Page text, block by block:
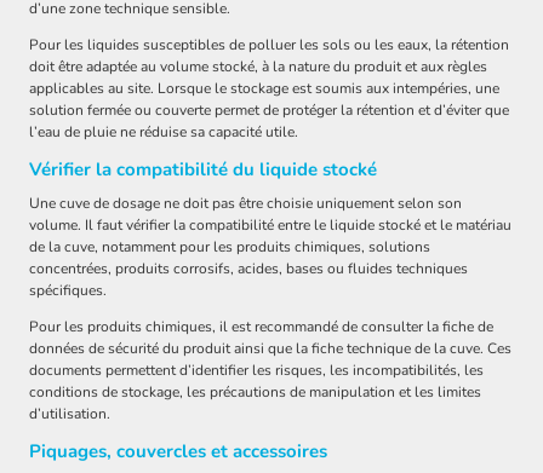
d’une zone technique sensible.
Pour les liquides susceptibles de polluer les sols ou les eaux, la rétention
doit être adaptée au volume stocké, à la nature du produit et aux règles
applicables au site. Lorsque le stockage est soumis aux intempéries, une
solution fermée ou couverte permet de protéger la rétention et d’éviter que
l’eau de pluie ne réduise sa capacité utile.
Vérifier la compatibilité du liquide stocké
Une cuve de dosage ne doit pas être choisie uniquement selon son
volume. Il faut vérifier la compatibilité entre le liquide stocké et le matériau
de la cuve, notamment pour les produits chimiques, solutions
concentrées, produits corrosifs, acides, bases ou fluides techniques
spécifiques.
Pour les produits chimiques, il est recommandé de consulter la fiche de
données de sécurité du produit ainsi que la fiche technique de la cuve. Ces
documents permettent d’identifier les risques, les incompatibilités, les
conditions de stockage, les précautions de manipulation et les limites
d’utilisation.
Piquages, couvercles et accessoires